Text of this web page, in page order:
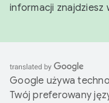
informacji znajdziesz
Google używa
Twój preferowany